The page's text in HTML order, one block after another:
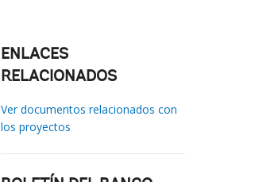
ENLACES
RELACIONADOS
Ver documentos relacionados con
los proyectos